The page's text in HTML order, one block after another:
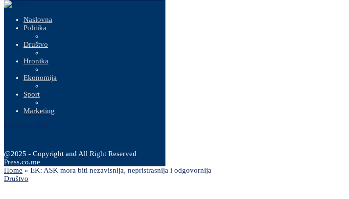
Naslovna
Politika
Društvo
Hronika
Ekonomija
Sport
Marketing
@2025 - Copyright and All Right Reserved
Press.co.me
Home » EK: ASK mora biti nezavisnija, nepristrasnija i odgovornija
Društvo